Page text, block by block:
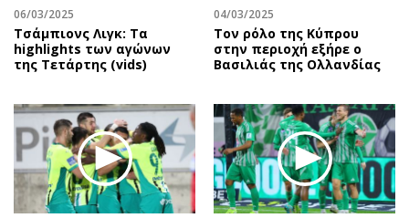
06/03/2025
Τσάμπιονς Λιγκ: Τα
highlights των αγώνων
της Τετάρτης (vids)
04/03/2025
Τον ρόλο της Κύπρου
στην περιοχή εξήρε ο
Βασιλιάς της Ολλανδίας